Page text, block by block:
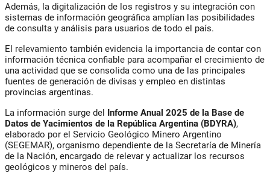
Además, la digitalización de los registros y su integración con
sistemas de información geográfica amplían las posibilidades
de consulta y análisis para usuarios de todo el país.
El relevamiento también evidencia la importancia de contar con
información técnica confiable para acompañar el crecimiento de
una actividad que se consolida como una de las principales
fuentes de generación de divisas y empleo en distintas
provincias argentinas.
La información surge del Informe Anual 2025 de la Base de
Datos de Yacimientos de la República Argentina (BDYRA),
elaborado por el Servicio Geológico Minero Argentino
(SEGEMAR), organismo dependiente de la Secretaría de Minería
de la Nación, encargado de relevar y actualizar los recursos
geológicos y mineros del país.